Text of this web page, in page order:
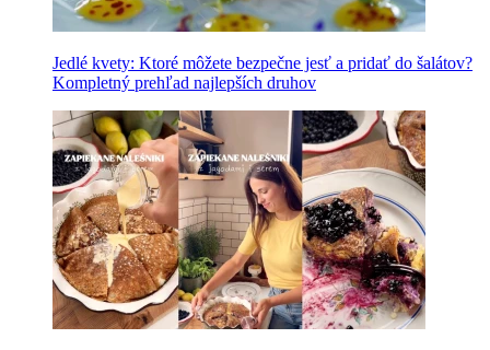
Jedlé kvety: Ktoré môžete bezpečne jesť a pridať do šalátov?
Kompletný prehľad najlepších druhov